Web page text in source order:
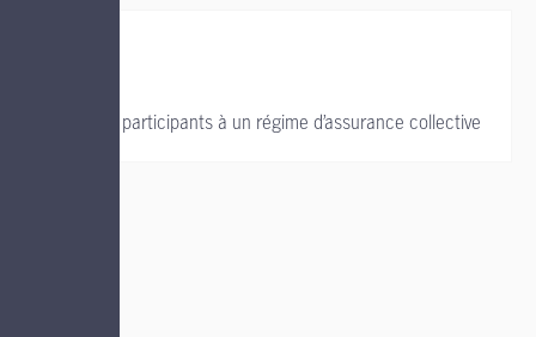
Soutien aux participants à un régime d’assurance collective